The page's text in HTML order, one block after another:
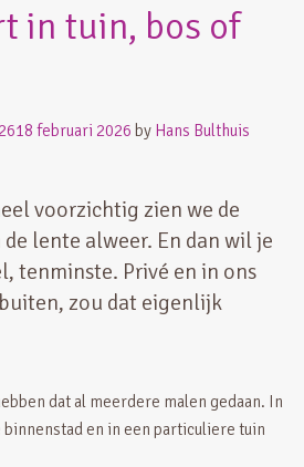
in tuin, bos of
18 februari 2026 by Hans Bulthuis
voorzichtig zien we de
lente alweer. En dan wil je
tenminste. Privé en in ons
zou dat eigenlijk
dat al meerdere malen gedaan. In
binnenstad en in een particuliere tuin